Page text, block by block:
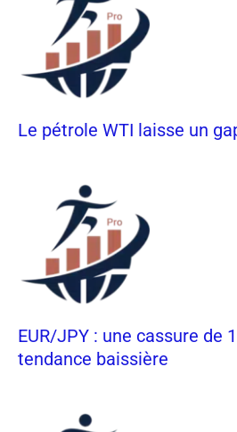
Le pétrole WTI laisse un
EUR/JPY : une cassure de
tendance baissière